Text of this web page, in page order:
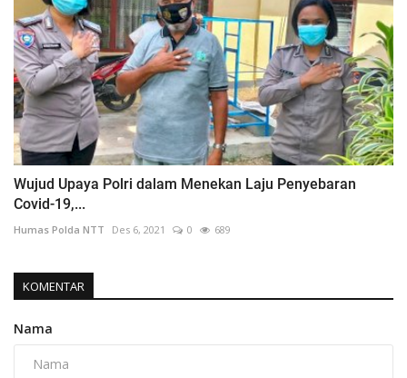
Wujud Upaya Polri dalam Menekan Laju Penyebaran
Covid-19,...
Humas Polda NTT Des 6, 2021 0 689
KOMENTAR
Nama